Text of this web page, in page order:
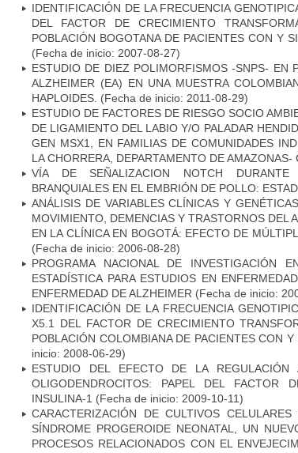
IDENTIFICACIÓN DE LA FRECUENCIA
DEL FACTOR DE CRECIMIENTO
POBLACIÓN BOGOTANA DE PACIENTES CON Y
(Fecha de inicio: 2007-08-27)
ESTUDIO DE DIEZ POLIMORFISMOS -SNPS- EN
ALZHEIMER (EA) EN UNA MUESTRA
HAPLOIDES. (Fecha de inicio: 2011-08-29)
ESTUDIO DE FACTORES DE RIESGO SOCIO
DE LIGAMIENTO DEL LABIO Y/O PALADAR
GEN MSX1, EN FAMILIAS DE COMUNIDADES
LA CHORRERA, DEPARTAMENTO DE AMAZONAS-
VÍA DE SEÑALIZACION NOTCH
BRANQUIALES EN EL EMBRIÓN DE POLLO:
ANÁLISIS DE VARIABLES CLÍNICAS Y
MOVIMIENTO, DEMENCIAS Y TRASTORNOS DEL
EN LA CLÍNICA EN BOGOTÁ: EFECTO DE
(Fecha de inicio: 2006-08-28)
PROGRAMA NACIONAL DE INVESTIGACIÓN
ESTADÍSTICA PARA ESTUDIOS EN
ENFERMEDAD DE ALZHEIMER (Fecha de inicio:
IDENTIFICACIÓN DE LA FRECUENCIA
X5.1 DEL FACTOR DE CRECIMIENTO
POBLACIÓN COLOMBIANA DE PACIENTES CON Y
inicio: 2008-06-29)
ESTUDIO DEL EFECTO DE LA
OLIGODENDROCITOS: PAPEL DEL FACTOR
INSULINA-1 (Fecha de inicio: 2009-10-11)
CARACTERIZACIÓN DE CULTIVOS
SÍNDROME PROGEROIDE NEONATAL, UN
PROCESOS RELACIONADOS CON EL